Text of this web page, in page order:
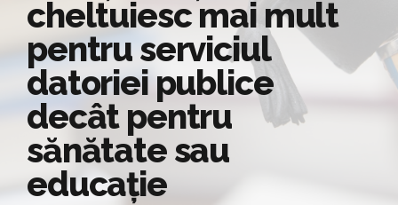
cheltuiesc mai mult
pentru serviciul
datoriei publice
decât pentru
sănătate sau
educație